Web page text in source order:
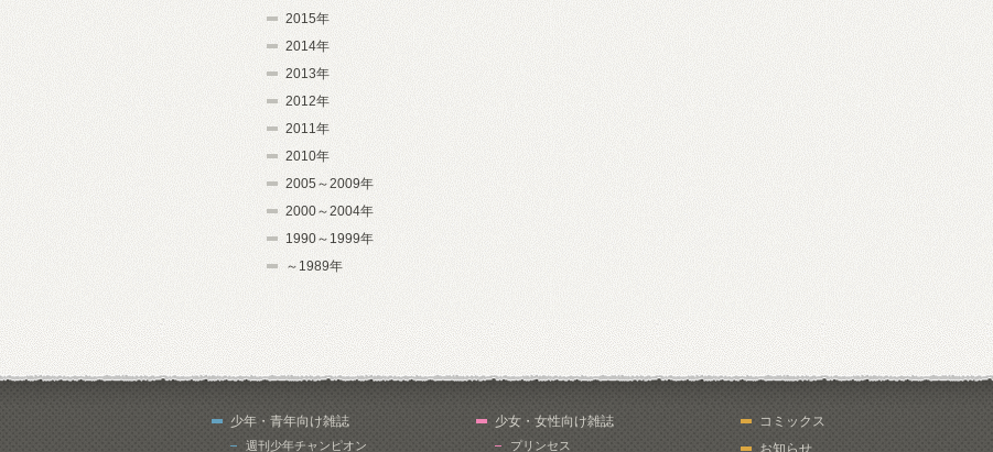
2015年
2014年
2013年
2012年
2011年
2010年
2005～2009年
2000～2004年
1990～1999年
～1989年
少年・青年向け雑誌
週刊少年チャンピオン
少女・女性向け雑誌
プリンセス
コミックス
お知らせ